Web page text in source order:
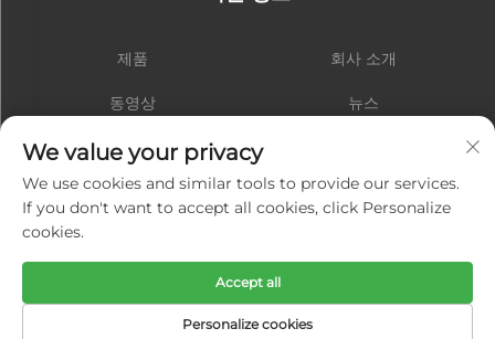
제품 회사 소개
동영상 뉴스
연락처
리방침
We value your privacy
We use cookies and similar tools to provide our services.
If you don't want to accept all cookies, click Personalize
cookies.
Personalize cookies
Accept all